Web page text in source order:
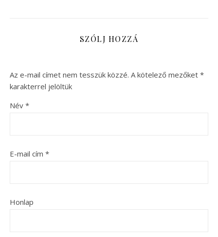
SZÓLJ HOZZÁ
Az e-mail címet nem tesszük közzé. A kötelező mezőket *
karakterrel jelöltük
Név *
E-mail cím *
Honlap